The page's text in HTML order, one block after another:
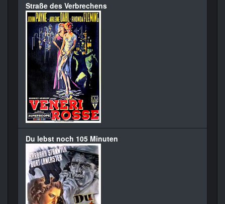
Straße des Verbrechens
Du lebst noch 105 Minuten